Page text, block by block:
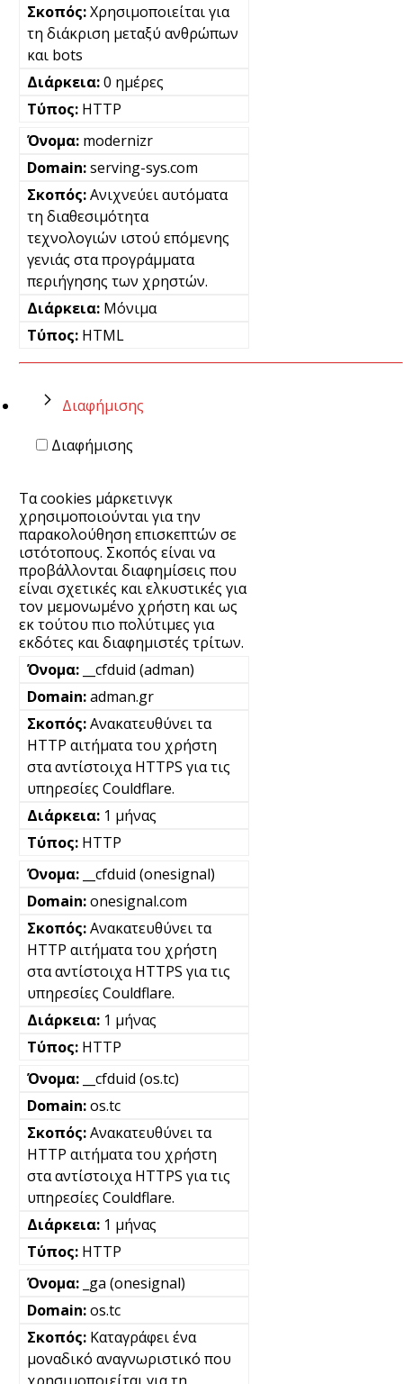
Χρησιμοποιείται για
τη διάκριση μεταξύ ανθρώπων
και bots
0 ημέρες
HTTP
modernizr
serving-sys.com
Ανιχνεύει αυτόματα
τη διαθεσιμότητα
τεχνολογιών ιστού επόμενης
γενιάς στα προγράμματα
περιήγησης των χρηστών.
Μόνιμα
HTML
Διαφήμισης
Διαφήμισης
Τα cookies μάρκετινγκ
χρησιμοποιούνται για την
παρακολούθηση επισκεπτών σε
ιστότοπους. Σκοπός είναι να
προβάλλονται διαφημίσεις που
είναι σχετικές και ελκυστικές για
τον μεμονωμένο χρήστη και ως
εκ τούτου πιο πολύτιμες για
εκδότες και διαφημιστές τρίτων.
__cfduid (adman)
adman.gr
Ανακατευθύνει τα
HTTP αιτήματα του χρήστη
στα αντίστοιχα HTTPS για τις
υπηρεσίες Couldflare.
1 μήνας
HTTP
__cfduid (onesignal)
onesignal.com
Ανακατευθύνει τα
HTTP αιτήματα του χρήστη
στα αντίστοιχα HTTPS για τις
υπηρεσίες Couldflare.
1 μήνας
HTTP
__cfduid (os.tc)
os.tc
Ανακατευθύνει τα
HTTP αιτήματα του χρήστη
στα αντίστοιχα HTTPS για τις
υπηρεσίες Couldflare.
1 μήνας
HTTP
_ga (onesignal)
os.tc
Καταγράφει ένα
μοναδικό αναγνωριστικό που